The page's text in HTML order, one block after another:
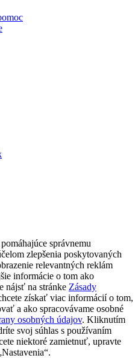
správnemu
zlepšenia poskytovaných
relevantných reklám
informácie o tom ako
nájsť na stránke Zásady
získať viac informácií o tom,
a ako spracovávame osobné
osobných údajov. Kliknutím
svoj súhlas s používaním
niektoré zamietnuť, upravte